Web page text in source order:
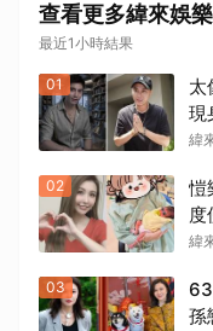
查看更多緯來娛
最近1小時結果
01
太
現
緯
02
愷
度
緯
03
孫